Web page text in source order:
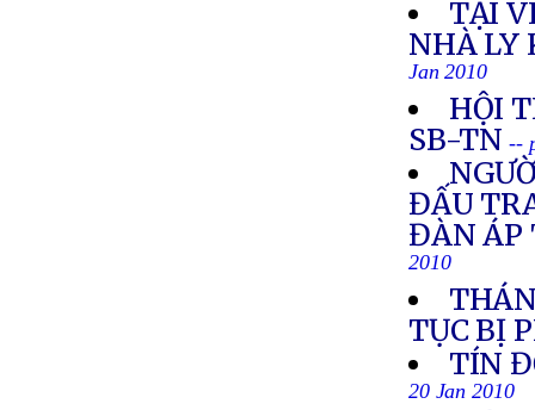
TẠI
NHÀ LY
Jan 2010
HỘI
SB-TN --
ĐẤU
ĐÀN ÁP
2010
TỤC BỊ
TÍN
20 Jan 2010